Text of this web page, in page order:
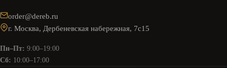
order@dereb.ru
г. Москва, Дербеневская набережная, 7с15
Пн–Пт: 9:00–19:00
Сб: 10:00–17:00